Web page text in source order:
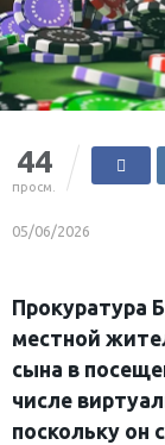
44
просм.
05/06/2026
Прокуратура
местной
сына в
числе
поскольку он